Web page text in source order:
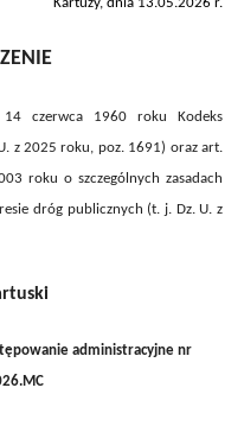
czerwca 1960 roku Kodeks
z 2025 roku, poz. 1691) oraz art.
roku o szczególnych zasadach
dróg publicznych (t. j. Dz. U. z
administracyjne nr